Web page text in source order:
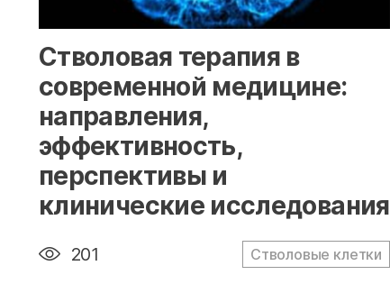
" alt="loading" class="img-responsive"/>
Стволовая терапия в
современной медицине:
направления,
эффективность,
перспективы и
клинические исследования
201 Стволовые клетки